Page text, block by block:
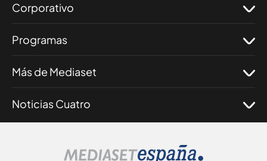
Corporativo
Programas
Más de Mediaset
Noticias Cuatro